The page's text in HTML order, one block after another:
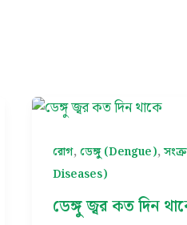
রোগ,ডেঙ্গু (Dengue),
Diseases)
ডেঙ্গু জ্বর কত দিন